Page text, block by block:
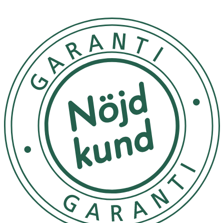
Ethylhexylglycerin, Phenoxyethanol, Trisodium EDTA,
Linalool, Benzyl Alcohol, Alpha-Isomethyl Ionone,
Limonene, Geraniol, Citronellol, Parfum
Märkning: FSC Forest Steward Council Mix